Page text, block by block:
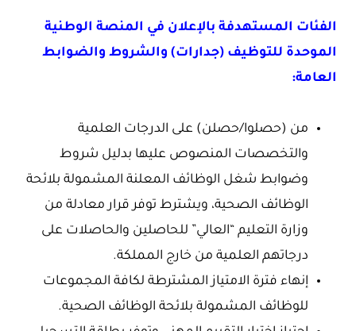
الفئات المستهدفة بالإعلان في المنصة الوطنية
الموحدة للتوظيف (جدارات) والشروط والضوابط
العامة:
من (حصلوا/حصلن) على الدرجات العلمية
والتخصصات المنصوص عليها بدليل شروط
وضوابط شغل الوظائف المعلنة المشمولة بلائحة
الوظائف الصحية، ويشترط توفر قرار معادلة من
وزارة التعليم “العالي” للحاصلين والحاصلات على
درجاتهم العلمية من خارج المملكة.
إنهاء فترة الامتياز المشترطة لكافة المجموعات
للوظائف المشمولة بلائحة الوظائف الصحية.